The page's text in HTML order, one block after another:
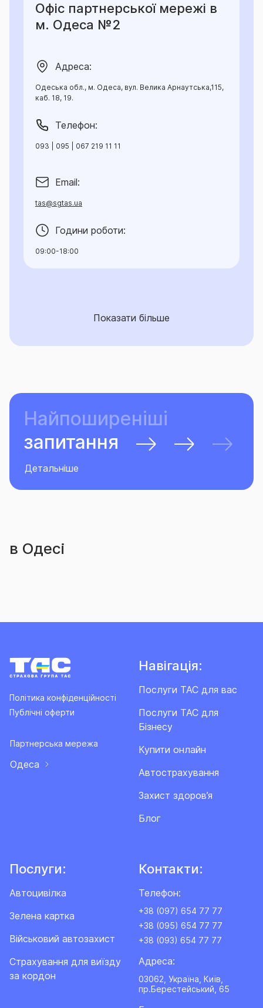
Офіс партнерської мережі в
м. Одеса №2
Адреса:
Одеська обл., м. Одеса, вул. Велика Арнаутська,115,
каб. 18, 19.
Телефон:
093 | 095 | 067 219 11 11
Email:
tas@sgtas.ua
Години роботи:
09:00-18:00
Показати більше
Найпоширеніші
запитання
Детальніше
в Одесі
Політика конфіденційності
Публічні оферти
Партнерська мережа
Одеса
Навігація:
Послуги ТАС для вас
Послуги ТАС для
Бізнесу
Купити онлайн
Автострахування
Захист здоров’я
Блог
Послуги:
Автоцивілка
Зелена картка
Військовий автозахист
Cтрахування для виїзду
за кордон
Контакти:
Телефон:
+38 (097) 654 77 77
+38 (095) 654 77 77
+38 (093) 654 77 77
Адреса:
03062, Україна, Київ,
пр.Берестейський, 65